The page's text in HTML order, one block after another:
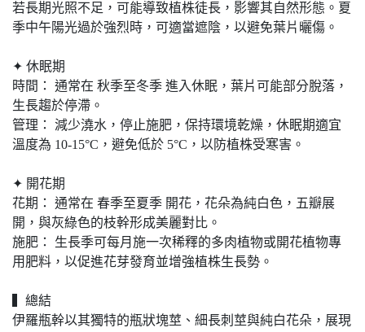
若長期光照不足，可能導致植株徒長，影響其自然形態。夏
季中午陽光過於強烈時，可適當遮陰，以避免葉片曬傷。
✦ 休眠期
時間： 通常在 秋季至冬季 進入休眠，葉片可能部分脫落，
生長趨於停滯。
管理： 減少澆水，停止施肥，保持環境乾燥，休眠期適宜
溫度為 10-15°C，避免低於 5°C，以防植株受寒害。
✦ 開花期
花期： 通常在 春季至夏季 開花，花朵為純白色，五瓣展
開，與灰綠色的枝幹形成美麗對比。
施肥： 生長季可每月施一次稀釋的多肉植物或開花植物專
用肥料，以促進花芽發育並增強植株生長勢。
▍總結
伊羅瓶幹以其獨特的瓶狀塊莖、細長刺莖與純白花朵，展現